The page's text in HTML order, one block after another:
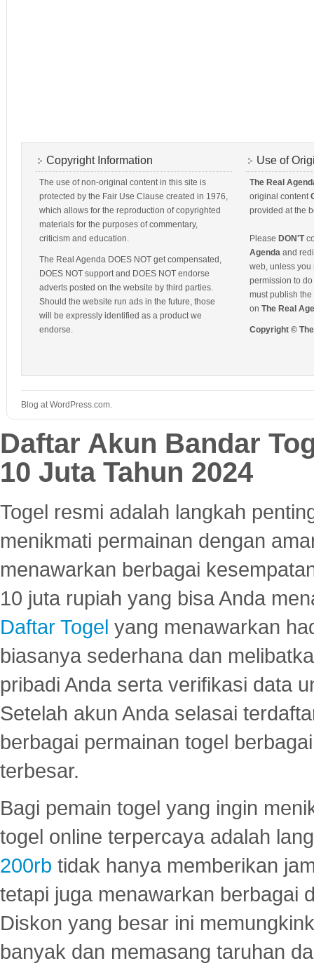
Copyright Information
The use of non-original content in this site is
protected by the Fair Use Clause created in 1976,
which allows for the reproduction of copyrighted
materials for the purposes of commentary,
criticism and education.
The Real Agenda DOES NOT get compensated,
DOES NOT support and DOES NOT endorse
adverts posted on the website by third parties.
Should the website run ads in the future, those
will be expressly identified as a product we
endorse.
Use of
The Real
original content
provided at the
Please DON'T
Agenda and
web, unless you
permission to
must publish
on The Real
Copyright ©
Blog at WordPress.com.
Daftar Akun Bandar
10 Juta Tahun 2024
Togel resmi adalah langkah
menikmati permainan dengan
menawarkan berbagai
10 juta rupiah yang bisa Anda
Daftar Togel yang menawarkan
biasanya sederhana dan
pribadi Anda serta verifikasi data
Setelah akun Anda selasai
berbagai permainan togel
terbesar.
Bagi pemain togel yang ingin
togel online terpercaya adalah
200rb tidak hanya memberikan
tetapi juga menawarkan berbagai
Diskon yang besar ini
banyak dan memasang taruhan